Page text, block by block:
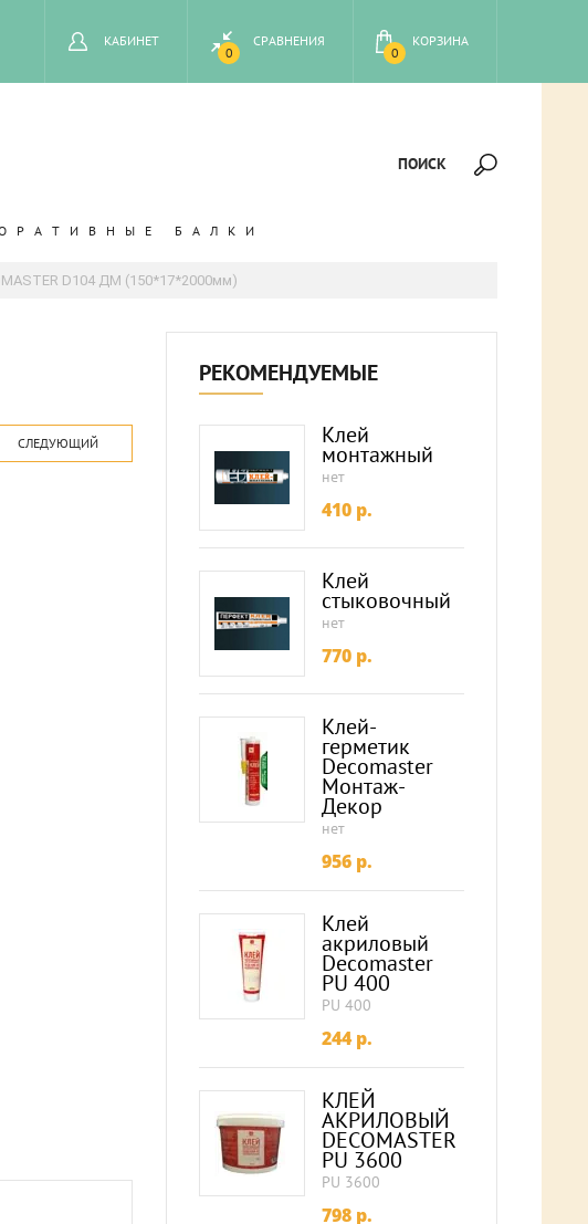
0
КОРЗИНА
СРАВНЕНИЯ
0
КАБИНЕТ
ПОИСК
БАЛКИ
D104 ДМ (150*17*2000мм)
СЛЕДУЮЩИЙ
РЕКОМЕНДУЕМЫЕ
Клей
монтажный
нет
410 p.
Клей
стыковочный
нет
770 p.
Клей-
герметик
Decomaster
Монтаж-
Декор
нет
956 p.
Клей
акриловый
Decomaster
PU 400
PU 400
244p.
КЛЕЙ
АКРИЛОВЫЙ
DECOMASTER
PU 3600
PU 3600
798 p.